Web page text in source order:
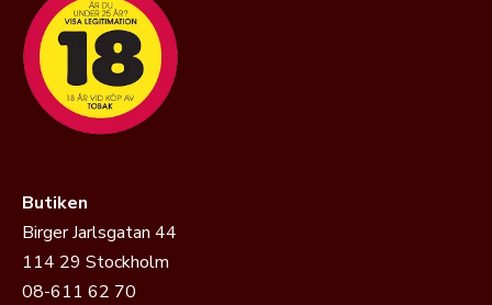
Butiken
Birger Jarlsgatan 44
114 29 Stockholm
08-611 62 70